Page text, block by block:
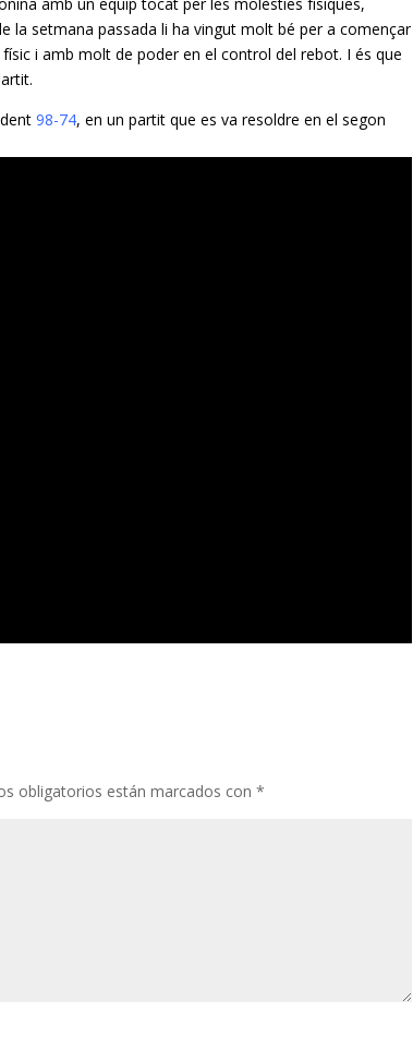
amb un equip tocat per les molèsties físiques,
la setmana passada li ha vingut molt bé per a començar
i amb molt de poder en el control del rebot. I és que
98-74, en un partit que es va resoldre en el segon
obligatorios están marcados con*